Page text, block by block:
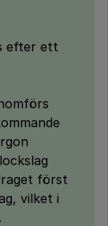
efter ett
först
vilket i